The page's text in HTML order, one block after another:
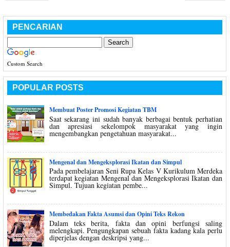
PENCARIAN
Custom Search
POPULAR POSTS
Membuat Poster Promosi Kegiatan TBM
Saat sekarang ini sudah banyak berbagai bentuk perhatian
dan apresiasi sekelompok masyarakat yang ingin
mengembangkan pengetahuan masyarakat...
Mengenal dan Mengeksplorasi Ikatan dan Simpul
Pada pembelajaran Seni Rupa Kelas V Kurikulum Merdeka
terdapat kegiatan Mengenal dan Mengeksplorasi Ikatan dan
Simpul. Tujuan kegiatan pembe...
Membedakan Fakta Asumsi dan Opini Teks Rekon
Dalam teks berita, fakta dan opini berfungsi saling
melengkapi. Pengungkapan sebuah fakta kadang kala perlu
diperjelas dengan deskripsi yang...